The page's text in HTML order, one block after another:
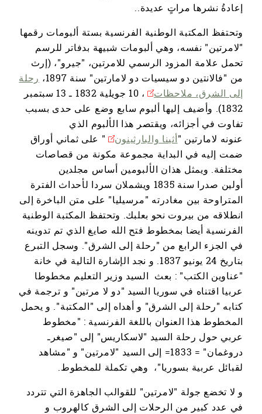
إعادةُ نشرها مراتٍ عديدة..
وتحتفظ المكتبة الوطنية الفرنسية بستة ألبومات رقمها
"لامرتين" نفسه، وهي ألبومات شبيهة بدفاتر للرسم
تحمل علامة المزود الرسمي للامرتين، "جيرو"، (إرث
من "فالانتين دو سيسيات دو لامارتين" سنة 1897،
رحلة
إلى الشرق، ملاحظات
، 10 جويلية 1832 ـ 13 سبتمبر
1832). وأضيف إليها ألبوم سابع وضع على حدى بسبب
تفاوت في أجزائه، ويقتصر هذا الألبوم الذي
عنونه لامارتين "أثينا والبارثينون
" على ثماني أوراق
ضمت إليه في البداية مجموعة مكونة من قصاصات
مختلفة. ويمثل هذان الألبومين أساس مجلدين
أولين صدرا سنة 1835 ويشملان سردا لأحداث الفترة
المتراوحة بين مغادرته "مرسيليا" على متن الباخرة إلى
انطلاقه من بيروت نحو بعلبك. وتحتفظ المكتبة الوطنية
الفرنسية أيضا بمخطوط فتح الله صايغ الذي تم تدوينه
في الجزء الرابع من "رحلة إلى الشرق". وسجل التبرع
بتاريخ 24 يونيو 1837. و نجد الإشارة التالية في خانة
"عناوين الكتب" : بعث السيد وزير التعليم مخطوطا
عربيا اقتناه في سوريا السيد "دو لا مرتين" و ترجمة في
كتابه "رحلة إلى الشرق" و أهداه إلى "المكتبة". و يحمل
المخطوط هذا العنوان باللغة الفرنسية : "مخطوط
عربي حول رحلة السيد "لاسكاريس" إلى "صيغرـ
دروغمان" = 1833= إلى السيد "لامرتين" و "مشاهد
لقبائل عربية بسوريا"، وهي تكملة للمخطوط.
و لا تخضع جولة "لامرتين" للقوالب الجاهزة التي تتردد
في عدد كبير من الرحلات إلى الشرق كالهروب و